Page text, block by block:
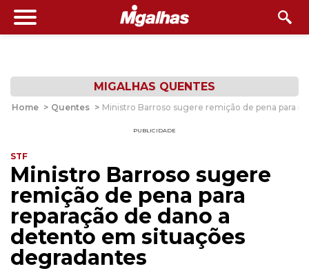
MIGALHAS QUENTES
Home > Quentes > Ministro Barroso sugere remição de pena para
PUBLICIDADE
STF
Ministro Barroso sugere
remição de pena para
reparação de dano a
detento em situações
degradantes